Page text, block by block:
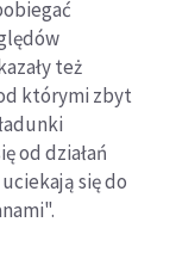
też
którymi zbyt
od działań
się do